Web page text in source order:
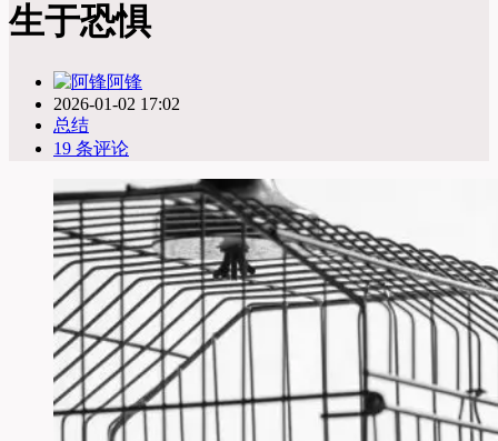
生于恐惧
阿锋
2026-01-02 17:02
总结
19 条评论